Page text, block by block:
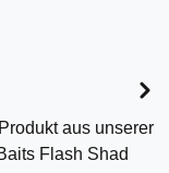
aus unserer
Flash Shad